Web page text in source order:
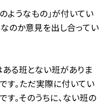
ようなもの」が付いてい
のか意見を出し合ってい
ある班とない班がありま
す。ただ実際に付いてい
す。そのうちに、ない班の